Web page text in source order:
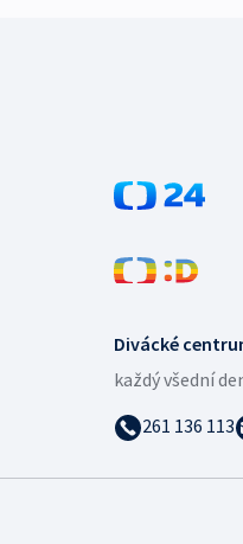
Divácké
každý všední
261 136 113